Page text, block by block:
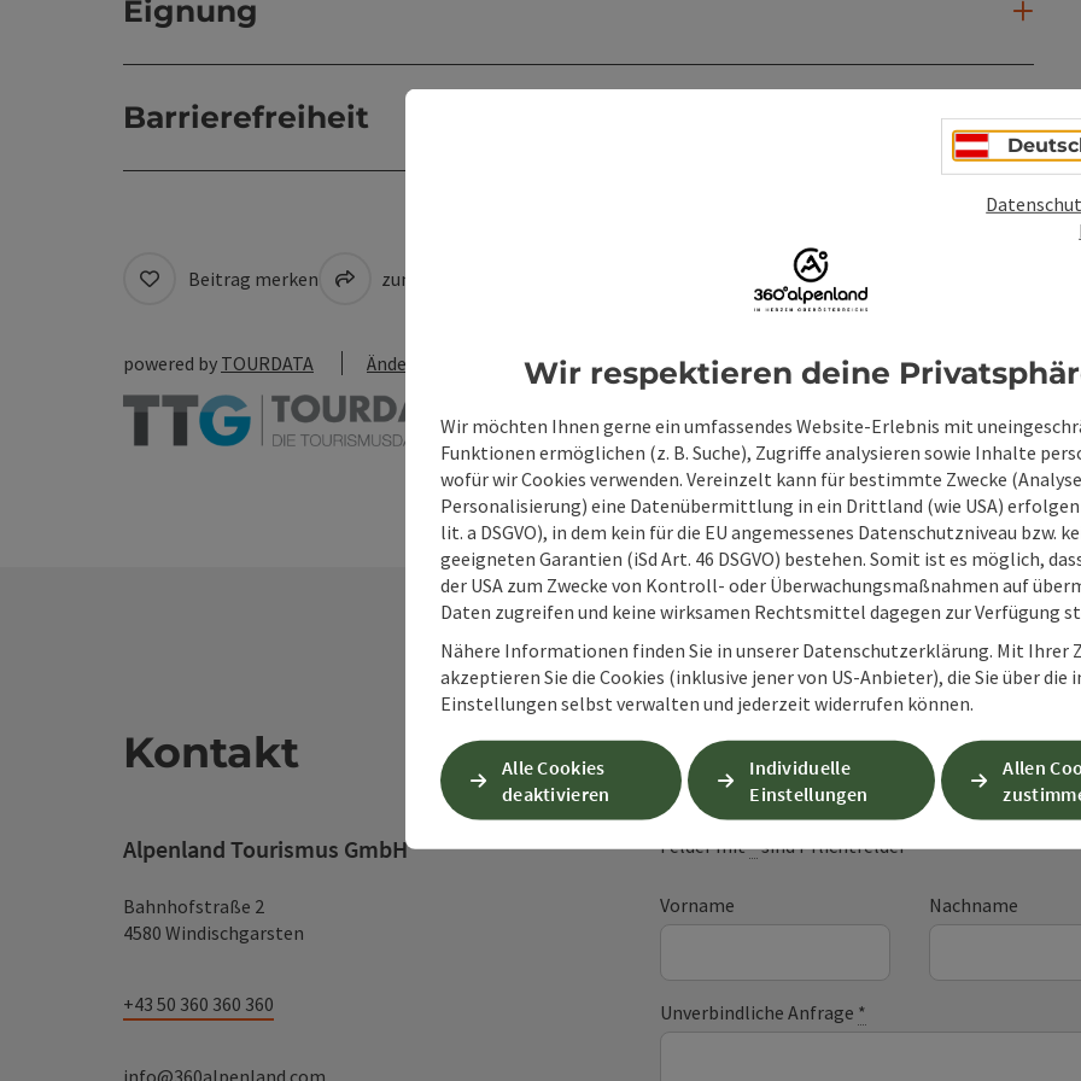
Eignung
Barrierefreiheit
Beitrag merken zum Merkzettel Beitrag drucken
powered by TOURDATA Änderung vorschlagen
Kontakt
Alpenland Tourismus GmbH
Bahnhofstraße 2
4580 Windischgarsten
+43 50 360 360 360
Unverbindliche
Felder mit*sind Pflichtfelder
Vorname Nachname
Unverbindliche Anfrage *
Wir respektieren deine
Wir möchten Ihnen gerne ein umfassendes Website-Erlebnis mit
Funktionen ermöglichen (z. B. Suche), Zugriffe analysieren sowie Inhalte
wofür wir Cookies verwenden. Vereinzelt kann für bestimmte Zwecke
Personalisierung) eine Datenübermittlung in ein Drittland (wie USA) erfolgen
lit. a DSGVO), in dem kein für die EU angemessenes Datenschutzniveau bzw.
geeigneten Garantien (iSd Art. 46 DSGVO) bestehen. Somit ist es möglich,
der USA zum Zwecke von Kontroll- oder Überwachungsmaßnahmen auf
Daten zugreifen und keine wirksamen Rechtsmittel dagegen zur Verfügung
Nähere Informationen finden Sie in unserer Datenschutzerklärung. Mit Ihrer
akzeptieren Sie die Cookies (inklusive jener von US-Anbieter), die Sie über die
Einstellungen selbst verwalten und jederzeit widerrufen können.
Alle Cookies
deaktivieren
Individuelle
Einstellungen
Allen